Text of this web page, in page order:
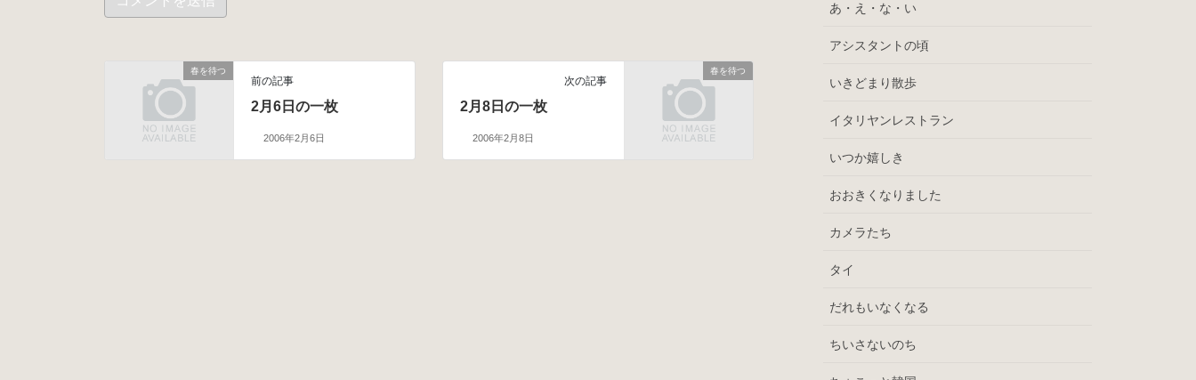
春を待つ
前の記事
2月6日の一枚
2006年2月6日
春を待つ
次の記事
2月8日の一枚
2006年2月8日
あ・え・な・い
アシスタントの頃
いきどまり散歩
イタリヤンレストラン
いつか嬉しき
おおきくなりました
カメラたち
タイ
だれもいなくなる
ちいさないのち